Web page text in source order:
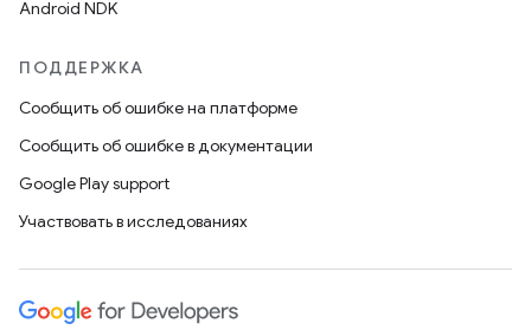
Android NDK
ПОДДЕРЖКА
Сообщить об ошибке на платформе
Сообщить об ошибке в документации
Google Play support
Участвовать в исследованиях